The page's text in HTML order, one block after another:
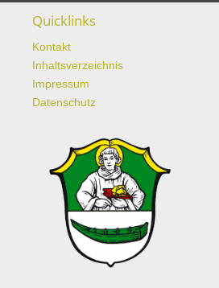
Quicklinks
Kontakt
Inhaltsverzeichnis
Impressum
Datenschutz